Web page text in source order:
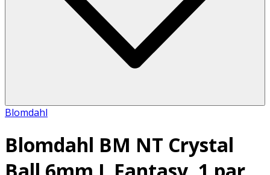
Blomdahl
Blomdahl BM NT Crystal